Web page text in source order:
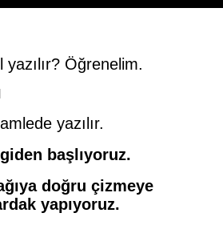
Öğrenelim.
yazılır.
başlıyoruz.
doğru çizmeye
yapıyoruz.